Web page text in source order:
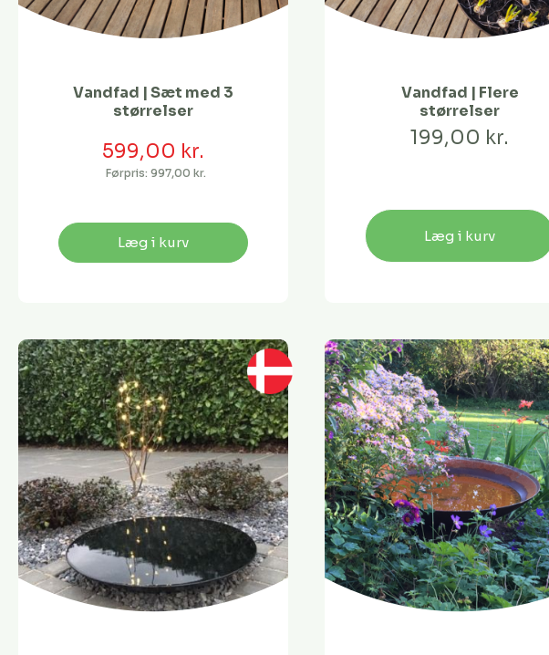
Vandfad | Sæt med 3
størrelser
599,00 kr.
Førpris: 997,00 kr.
Læg i kurv
Vandfad | Flere
størrelser
199,00 kr.
Læg i kurv